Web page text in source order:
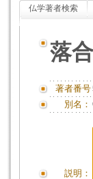
仏学著者検索
落
著者番号
別名：
説明：